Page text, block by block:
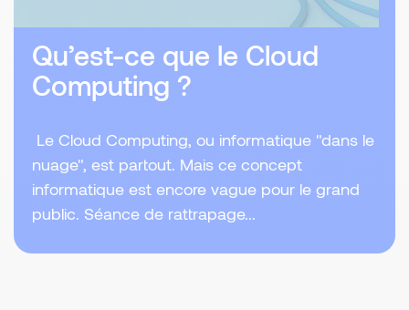
Qu’est-ce que le Cloud
Computing ?
Le Cloud Computing, ou informatique "dans le
nuage", est partout. Mais ce concept
informatique est encore vague pour le grand
public. Séance de rattrapage...